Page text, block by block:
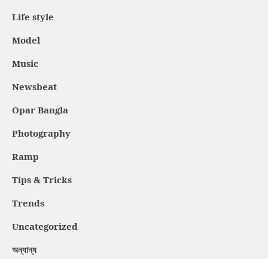
Life style
Model
Music
Newsbeat
Opar Bangla
Photography
Ramp
Tips & Tricks
Trends
Uncategorized
অন্যান্য